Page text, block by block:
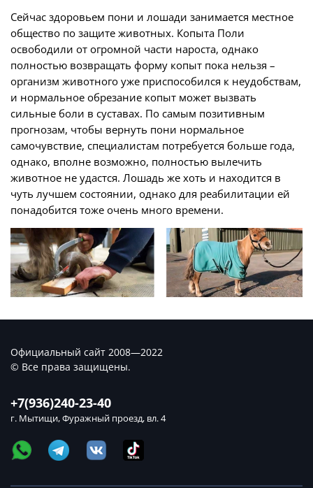
Сейчас здоровьем пони и лошади занимается местное
общество по защите животных. Копыта Поли
освободили от огромной части нароста, однако
полностью возвращать форму копыт пока нельзя –
организм животного уже приспособился к неудобствам,
и нормальное обрезание копыт может вызвать
сильные боли в суставах. По самым позитивным
прогнозам, чтобы вернуть пони нормальное
самочувствие, специалистам потребуется больше года,
однако, вполне возможно, полностью вылечить
животное не удастся. Лошадь же хоть и находится в
чуть лучшем состоянии, однако для реабилитации ей
понадобится тоже очень много времени.
+7(936)240-23-40
г. Мытищи, Фуражный проезд, вл. 4
Официальный сайт 2008—2022
© Все права защищены.